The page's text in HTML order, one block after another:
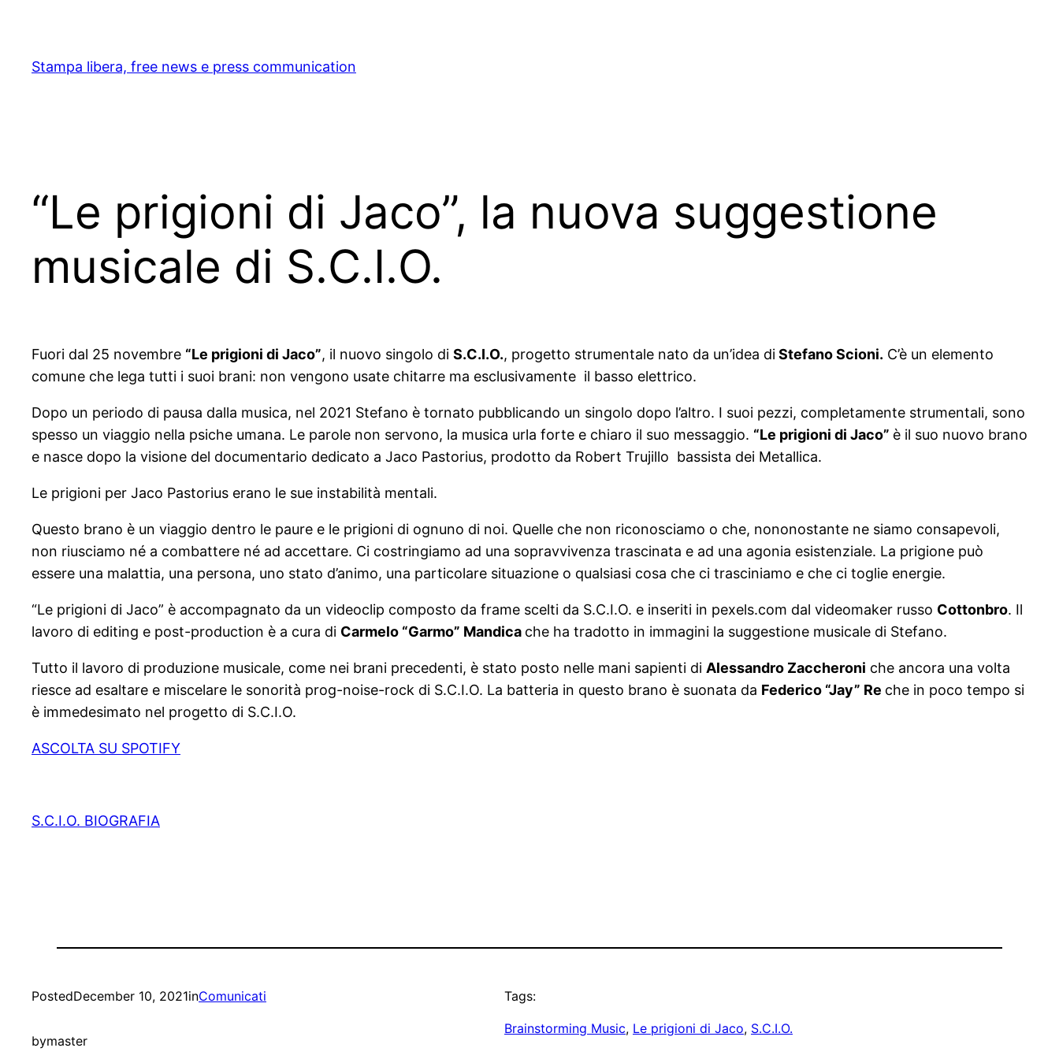
content
Stampa libera, free news e press communication
“Le prigioni di Jaco”, la nuova suggestione
musicale di S.C.I.O.
Fuori dal 25 novembre “Le prigioni di Jaco”, il nuovo singolo di S.C.I.O., progetto strumentale nato da un’idea diStefano Scioni. C’è un elemento
comune che lega tutti i suoi brani: non vengono usate chitarre ma esclusivamente il basso elettrico.
Dopo un periodo di pausa dalla musica, nel 2021 Stefano è tornato pubblicando un singolo dopo l’altro. I suoi pezzi, completamente strumentali, sono
spesso un viaggio nella psiche umana. Le parole non servono, la musica urla forte e chiaro il suo messaggio. “Le prigioni di Jaco” è il suo nuovo brano
e nasce dopo la visione del documentario dedicato a Jaco Pastorius, prodotto da Robert Trujillo bassista dei Metallica.
Le prigioni per Jaco Pastorius erano le sue instabilità mentali.
Questo brano è un viaggio dentro le paure e le prigioni di ognuno di noi. Quelle che non riconosciamo o che, nononostante ne siamo consapevoli,
non riusciamo né a combattere né ad accettare. Ci costringiamo ad una sopravvivenza trascinata e ad una agonia esistenziale. La prigione può
essere una malattia, una persona, uno stato d’animo, una particolare situazione o qualsiasi cosa che ci trasciniamo e che ci toglie energie.
“Le prigioni di Jaco” è accompagnato da un videoclip composto da frame scelti da S.C.I.O. e inseriti in pexels.com dal videomaker russo Cottonbro. Il
lavoro di editing e post-production è a cura di Carmelo “Garmo” Mandica che ha tradotto in immagini la suggestione musicale di Stefano.
Tutto il lavoro di produzione musicale, come nei brani precedenti, è stato posto nelle mani sapienti di Alessandro Zaccheroni che ancora una volta
riesce ad esaltare e miscelare le sonorità prog-noise-rock di S.C.I.O. La batteria in questo brano è suonata da Federico “Jay” Re che in poco tempo si
è immedesimato nel progetto di S.C.I.O.
ASCOLTA SU SPOTIFY
S.C.I.O. BIOGRAFIA
PostedDecember 10, 2021inComunicati
bymaster
Tags:
Brainstorming Music, Le prigioni di Jaco, S.C.I.O.